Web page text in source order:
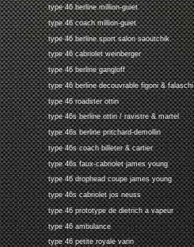
type 46 berline million-guiet
type 46 coach million-guiet
type 46 berline sport salon saoutchik
type 46 cabriolet weinberger
type 46 berline gangloff
type 46 berline decouvrable figoni & falaschi
type 46 roadster ottin
type 46s berline ottin / ravistre & martel
type 46s berline pritchard-demollin
type 46s coach billeter & cartier
type 46s faux-cabriolet james young
type 46 drophead coupe james young
type 46s cabriolet jos neuss
type 46 prototype de dietrich a vapeur
type 46 ambulance
type 46 petite royale varin